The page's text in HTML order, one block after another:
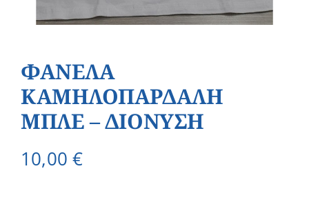
ΦΑΝΕΛΑ
ΚΑΜΗΛΟΠΑΡΔΑΛΗ
ΜΠΛΕ – ΔΙΟΝΥΣΗ
10,00€